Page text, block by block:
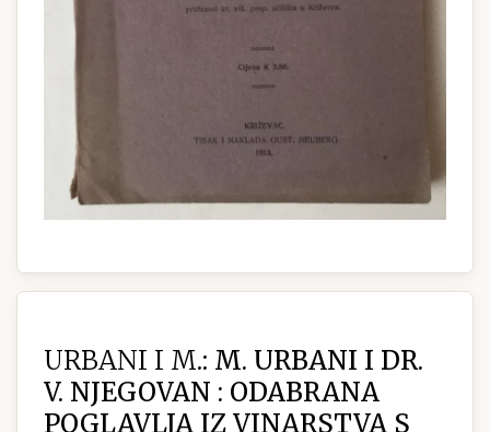
URBANI I M.: M. URBANI I DR.
V. NJEGOVAN : ODABRANA
POGLAVLJA IZ VINARSTVA S